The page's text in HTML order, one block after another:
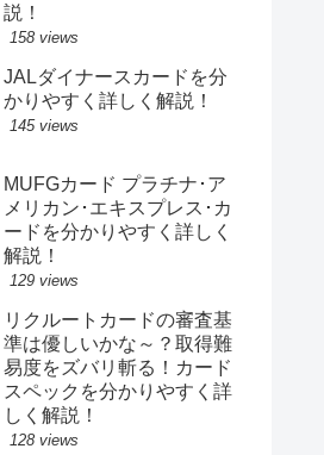
説！
158 views
JALダイナースカードを分
かりやすく詳しく解説！
145 views
MUFGカード プラチナ･ア
メリカン･エキスプレス･カ
ードを分かりやすく詳しく
解説！
129 views
リクルートカードの審査基
準は優しいかな～？取得難
易度をズバリ斬る！カード
スペックを分かりやすく詳
しく解説！
128 views